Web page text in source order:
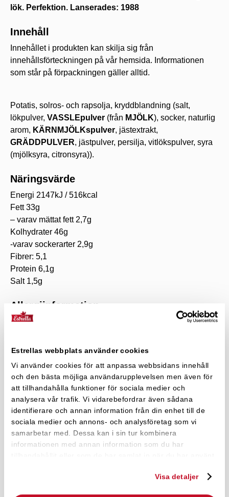
Estrellas webbplats använder cookies
Vi använder cookies för att anpassa webbsidans innehåll
och den bästa möjliga användarupplevelsen men även för
att tillhandahålla funktioner för sociala medier och
analysera vår trafik. Vi vidarebefordrar även sådana
identifierare och annan information från din enhet till de
sociala medier och annons- och analysföretag som vi
samarbetar med. Dessa kan i sin tur kombinera
informationen med annan information som du har
Visa detaljer
lök. Perfektion. Lanserades: 1988
Innehåll
Innehållet i produkten kan skilja sig från
innehållsförteckningen på vår hemsida. Informationen
som står på förpackningen gäller alltid.
Potatis, solros- och rapsolja, kryddblandning (salt,
lökpulver, VASSLEpulver (från MJÖLK), socker, naturlig
arom, KÄRNMJÖLKspulver, jästextrakt,
GRÄDDPULVER, jästpulver, persilja, vitlökspulver, syra
(mjölksyra, citronsyra)).
Näringsvärde
Energi 2147kJ / 516kcal
Fett 33g
– varav mättat fett 2,7g
Kolhydrater 46g
-varav sockerarter 2,9g
Fibrer: 5,1
Protein 6,1g
Salt 1,5g
Allergiinformation
Produkten innehåller MJÖLK. Läs alltid på förpackningen
Hur mycket potatis behövs för
1kg chips?
keyboard_arrow_down
För ett kilo chips behövs det ungefär tre –
fyra kilo potatis. För en påse chips
behövs strax över ett kilo potatis.
Här kan du se hur tillverkningen av våra
Historien om Sourcream & Onion är inte lik någon annan